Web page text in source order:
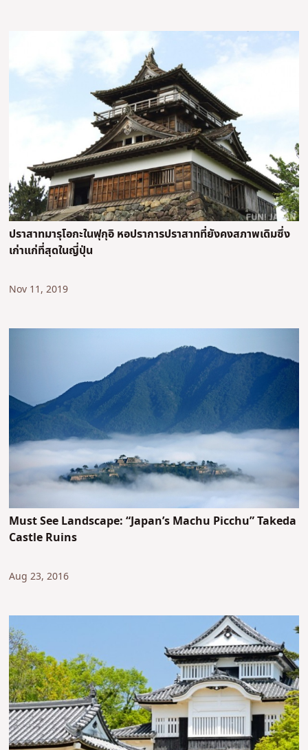
ปราสาทมารุโอกะในฟุกุอิ หอปราการปราสาทที่ยังคงสภาพเดิมซึ่ง
เก่าแก่ที่สุดในญี่ปุ่น
Nov 11, 2019
Must See Landscape: “Japan’s Machu Picchu” Takeda
Castle Ruins
Aug 23, 2016